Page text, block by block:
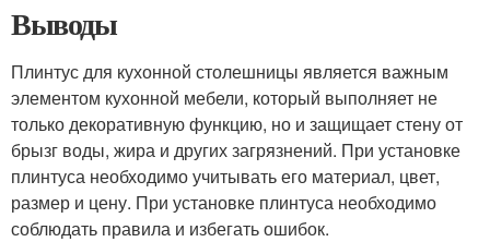
Выводы
Плинтус для кухонной столешницы является важным
элементом кухонной мебели, который выполняет не
только декоративную функцию, но и защищает стену от
брызг воды, жира и других загрязнений. При установке
плинтуса необходимо учитывать его материал, цвет,
размер и цену. При установке плинтуса необходимо
соблюдать правила и избегать ошибок.